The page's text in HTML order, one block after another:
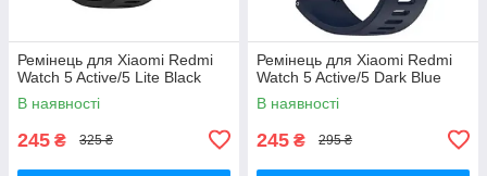
Ремінець для Xiaomi Redmi
Watch 5 Active/5 Lite Black
В наявності
245 ₴ 325 ₴
Ремінець для Xiaomi Redmi
Watch 5 Active/5 Dark Blue
В наявності
245 ₴ 295 ₴